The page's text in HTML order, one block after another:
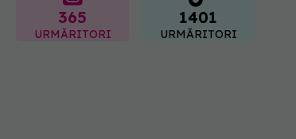
365
URMĂRITORI
1401
URMĂRITORI